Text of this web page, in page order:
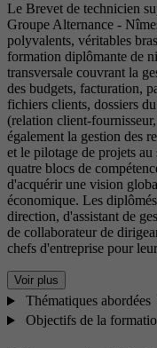
Le Brevet de technicien
Groupe Alternance -
polyvalents, véritables
formation diplômante de
transversale couvrant la
des budgets, facturation,
fichiers clients, dossiers
(relation client-
également la gestion des
et le pilotage de projets
quatre blocs de
d'acquérir une vision
économique. Les
direction, d'assistant de
de collaborateur de
chefs d'entreprise pour
Voir plus
Thématiques abordées
Objectifs de la